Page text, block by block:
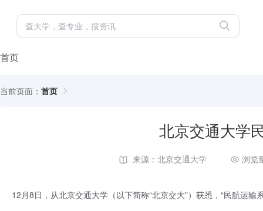
首页
当前页面： 首页
北京交通大学
来源：北京交通大学 浏览
12月8日，从北京交通大学（以下简称“北京交大”）获悉，“民航运输